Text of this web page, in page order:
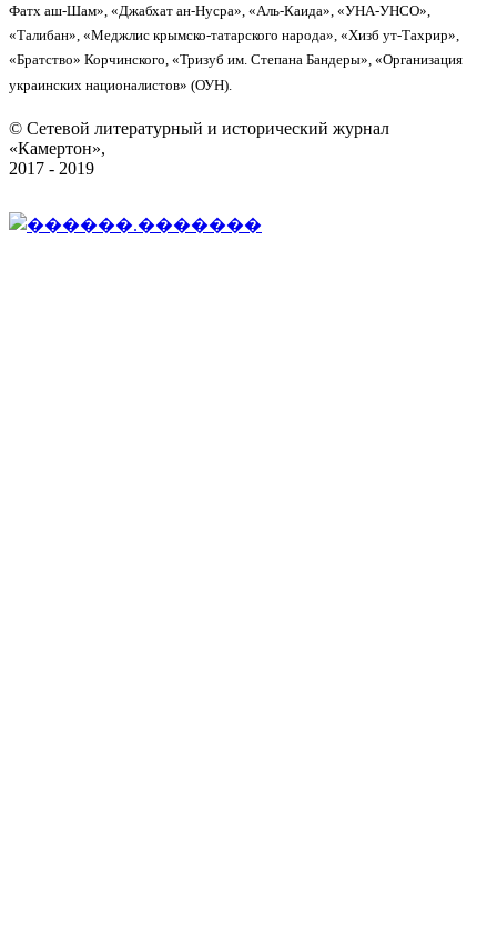
Фатх аш-Шам», «Джабхат ан-Нусра», «Аль-Каида», «УНА-УНСО»,
«Талибан», «Меджлис крымско-татарского народа», «Хизб ут-Тахрир»,
«Братство» Корчинского, «Тризуб им. Степана Бандеры», «Организация
украинских националистов» (ОУН).
© Сетевой литературный и исторический журнал
«Камертон»,
2017 - 2019